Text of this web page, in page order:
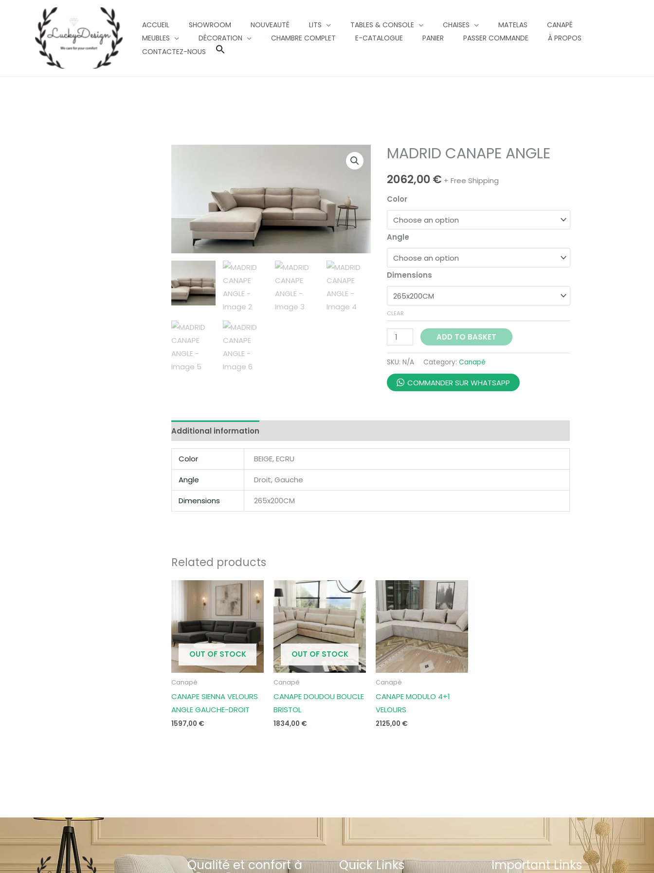
ACCUEIL SHOWROOM NOUVEAUTÉ LITS TABLES & CONSOLE CHAISES MATELAS
CANAPÉ
MEUBLES
DÉCORATION CHAMBRE COMPLET E-CATALOGUE PANIER PASSER COMMANDE
À PROPOS
CONTACTEZ-NOUS
MADRID CANAPE ANGLE
2062,00€ + Free Shipping
Color
Angle
Dimensions
CLEAR
MADRID
ANGLE
ADD TO BASKET
SKU: N/A Category: Canapé
COMMANDER SUR WHATSAPP
Additional information
Color BEIGE, ECRU
Angle Droit, Gauche
Dimensions 265x200CM
Related products
OUT OF STOCK
Canapé
CANAPE SIENNA VELOURS
ANGLE GAUCHE-DROIT
1597,00 €
OUT OF STOCK
Canapé
CANAPE DOUDOU BOUCLE
BRISTOL
1834,00 €
Canapé
CANAPE MODULO 4+1
VELOURS
2125,00 €
Qualité et confort à Quick Links Important Links